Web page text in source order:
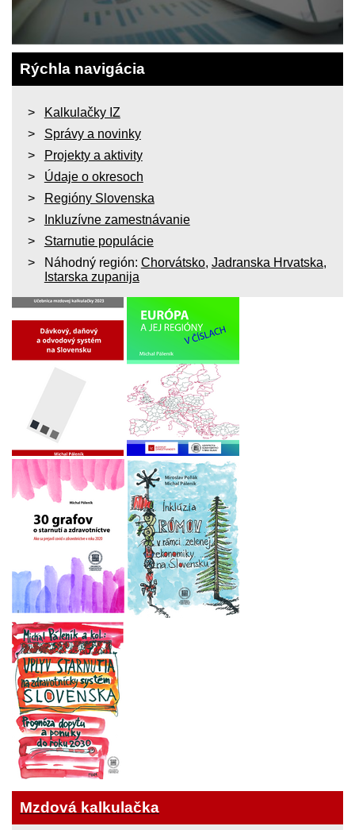
Rýchla navigácia
Kalkulačky IZ
Správy a novinky
Projekty a aktivity
Údaje o okresoch
Regióny Slovenska
Inkluzívne zamestnávanie
Starnutie populácie
Náhodný región: Chorvátsko, Jadranska Hrvatska,
Istarska zupanija
Mzdová kalkulačka